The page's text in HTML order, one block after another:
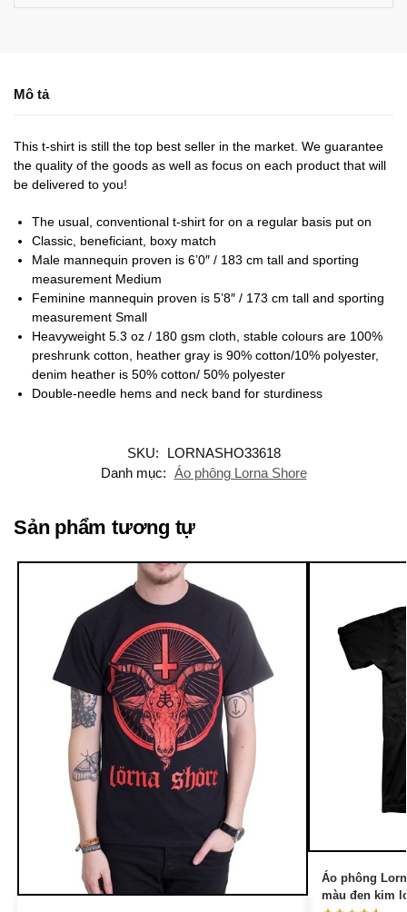
Mô tả
This t-shirt is still the top best seller in the market. We guarantee
the quality of the goods as well as focus on each product that will
be delivered to you!
The usual, conventional t-shirt for on a regular basis put on
Classic, beneficiant, boxy match
Male mannequin proven is 6’0″ / 183 cm tall and sporting
measurement Medium
Feminine mannequin proven is 5’8″ / 173 cm tall and sporting
measurement Small
Heavyweight 5.3 oz / 180 gsm cloth, stable colours are 100%
preshrunk cotton, heather gray is 90% cotton/10% polyester,
denim heather is 50% cotton/ 50% polyester
Double-needle hems and neck band for sturdiness
SKU:
LORNASHO33618
Danh mục: Áo phông Lorna Shore
Sản phẩm tương tự
Áo phông
màu đen kim